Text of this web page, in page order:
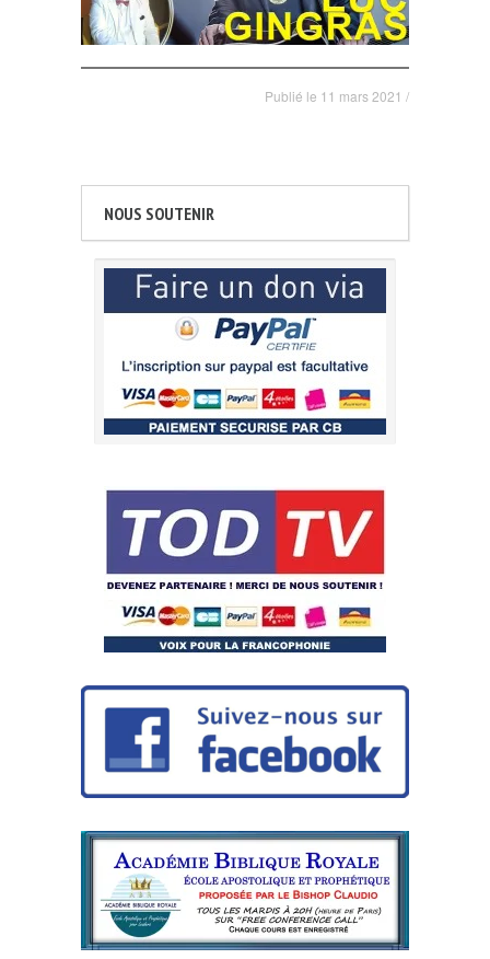
Publié le 11 mars 2021 /
NOUS SOUTENIR